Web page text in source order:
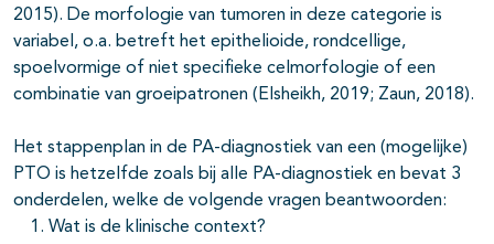
2015). De morfologie van tumoren in deze categorie is
variabel, o.a. betreft het epithelioide, rondcellige,
spoelvormige of niet specifieke celmorfologie of een
combinatie van groeipatronen (Elsheikh, 2019; Zaun, 2018).
Het stappenplan in de PA-diagnostiek van een (mogelijke)
PTO is hetzelfde zoals bij alle PA-diagnostiek en bevat 3
onderdelen, welke de volgende vragen beantwoorden:
Wat is de klinische context?